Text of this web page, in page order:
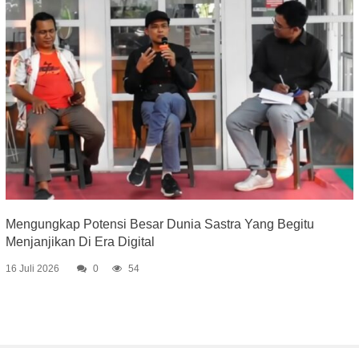
Mengungkap Potensi Besar Dunia Sastra Yang Begitu
Menjanjikan Di Era Digital
16 Juli 2026 0 54